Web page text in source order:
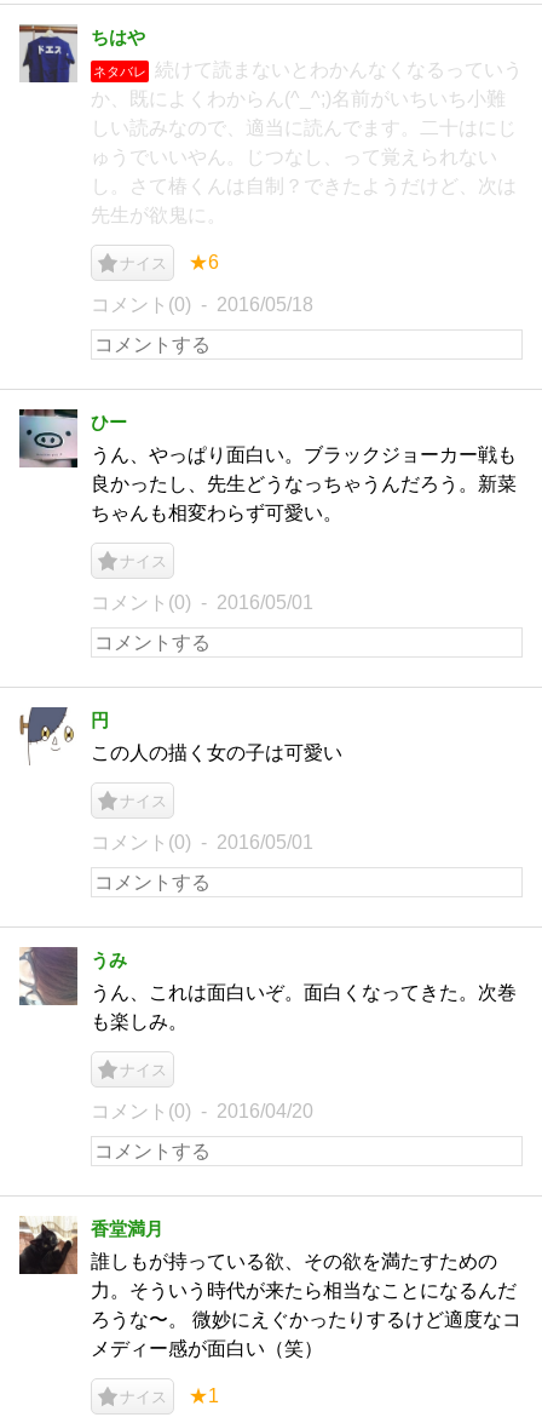
ちはや
ネタバレ
続けて読まないとわかんなくなるっていう
か、既によくわからん(^_^;)名前がいちいち小難
しい読みなので、適当に読んでます。二十はにじ
ゅうでいいやん。じつなし、って覚えられない
し。さて椿くんは自制？できたようだけど、次は
先生が欲鬼に。
ナイス ★6
コメント(0) 2016/05/18
ひー
うん、やっぱり面白い。ブラックジョーカー戦も
良かったし、先生どうなっちゃうんだろう。新菜
ちゃんも相変わらず可愛い。
ナイス
コメント(0) 2016/05/01
円
この人の描く女の子は可愛い
ナイス
コメント(0) 2016/05/01
うみ
うん、これは面白いぞ。面白くなってきた。次巻
も楽しみ。
ナイス
コメント(0) 2016/04/20
香堂満月
誰しもが持っている欲、その欲を満たすための
力。そういう時代が来たら相当なことになるんだ
ろうな〜。 微妙にえぐかったりするけど適度なコ
メディー感が面白い（笑）
ナイス ★1